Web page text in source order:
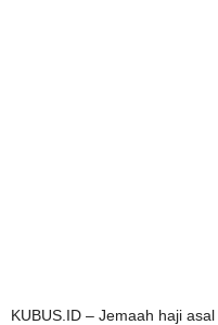
KUBUS.ID – Jemaah haji